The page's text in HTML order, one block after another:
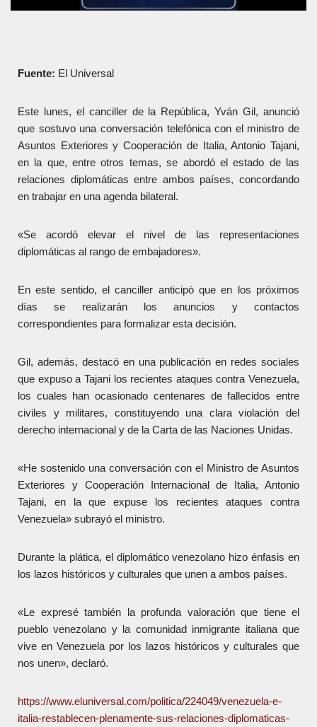
Fuente: El Universal
Este lunes, el canciller de la República, Yván Gil, anunció
que sostuvo una conversación telefónica con el ministro de
Asuntos Exteriores y Cooperación de Italia, Antonio Tajani,
en la que, entre otros temas, se abordó el estado de las
relaciones diplomáticas entre ambos países, concordando
en trabajar en una agenda bilateral.
«Se acordó elevar el nivel de las representaciones
diplomáticas al rango de embajadores».
En este sentido, el canciller anticipó que en los próximos
días se realizarán los anuncios y contactos
correspondientes para formalizar esta decisión.
Gil, además, destacó en una publicación en redes sociales
que expuso a Tajani los recientes ataques contra Venezuela,
los cuales han ocasionado centenares de fallecidos entre
civiles y militares, constituyendo una clara violación del
derecho internacional y de la Carta de las Naciones Unidas.
«He sostenido una conversación con el Ministro de Asuntos
Exteriores y Cooperación Internacional de Italia, Antonio
Tajani, en la que expuse los recientes ataques contra
Venezuela» subrayó el ministro.
Durante la plática, el diplomático venezolano hizo énfasis en
los lazos históricos y culturales que unen a ambos países.
«Le expresé también la profunda valoración que tiene el
pueblo venezolano y la comunidad inmigrante italiana que
vive en Venezuela por los lazos históricos y culturales que
nos unen», declaró.
https://www.eluniversal.com/politica/224049/venezuela-e-
italia-restablecen-plenamente-sus-relaciones-diplomaticas-